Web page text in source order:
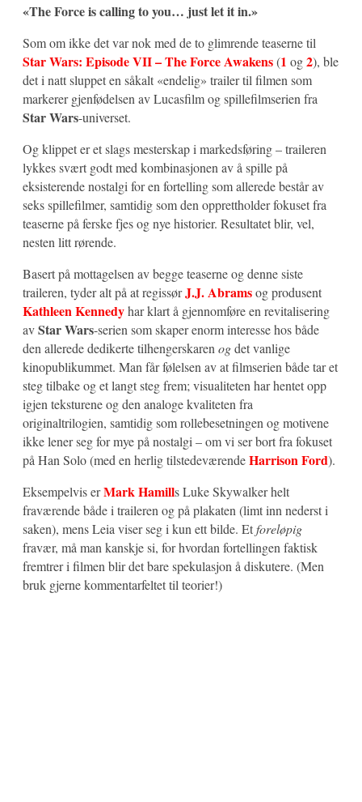
«The Force is calling to you… just let it in.»
Som om ikke det var nok med de to glimrende teaserne til
Star Wars: Episode VII – The Force Awakens(1 og2), ble
det i natt sluppet en såkalt «endelig» trailer til filmen som
markerer gjenfødelsen av Lucasfilm og spillefilmserien fra
Star Wars-universet.
Og klippet er et slags mesterskap i markedsføring – traileren
lykkes svært godt med kombinasjonen av å spille på
eksisterende nostalgi for en fortelling som allerede består av
seks spillefilmer, samtidig som den opprettholder fokuset fra
teaserne på ferske fjes og nye historier. Resultatet blir, vel,
nesten litt rørende.
Basert på mottagelsen av begge teaserne og denne siste
traileren, tyder alt på at regissørJ.J. Abramsog produsent
Kathleen Kennedyhar klart å gjennomføre en revitalisering
avStar Wars-serien som skaper enorm interesse hos både
den allerede dedikerte tilhengerskaren ogdet vanlige
kinopublikummet. Man får følelsen av at filmserien både tar et
steg tilbake og et langt steg frem; visualiteten har hentet opp
igjen teksturene og den analoge kvaliteten fra
originaltrilogien, samtidig som rollebesetningen og motivene
ikke lener seg for mye på nostalgi – om vi ser bort fra fokuset
på Han Solo (med en herlig tilstedeværendeHarrison Ford).
Eksempelvis erMark Hamills Luke Skywalker helt
fraværende både i traileren og på plakaten (limt inn nederst i
saken), mens Leia viser seg i kun ett bilde. Etforeløpig
fravær, må man kanskje si, for hvordan fortellingen faktisk
fremtrer i filmen blir det bare spekulasjon å diskutere. (Men
bruk gjerne kommentarfeltet til teorier!)